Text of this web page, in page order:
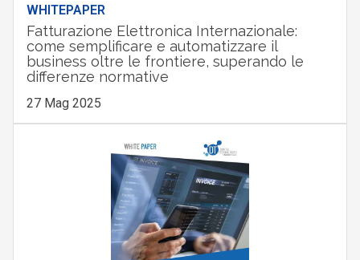
WHITEPAPER
Fatturazione Elettronica Internazionale:
come semplificare e automatizzare il
business oltre le frontiere, superando le
differenze normative
27 Mag 2025